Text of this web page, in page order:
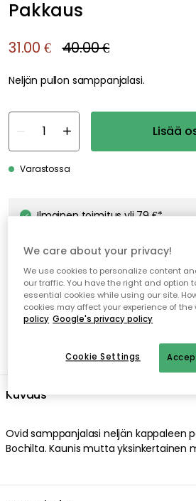
We care about your privacy!
We use cookies to personalize content
our traffic. You have the right and option
essential cookies while using our site.
cookies may affect your experience of the
policy Google's privacy policy
Cookie Settings